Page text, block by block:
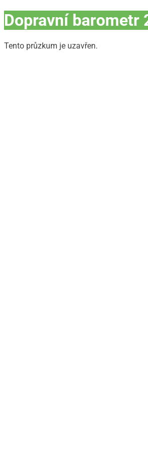
Dopravní barometr
Tento průzkum je uzavřen.